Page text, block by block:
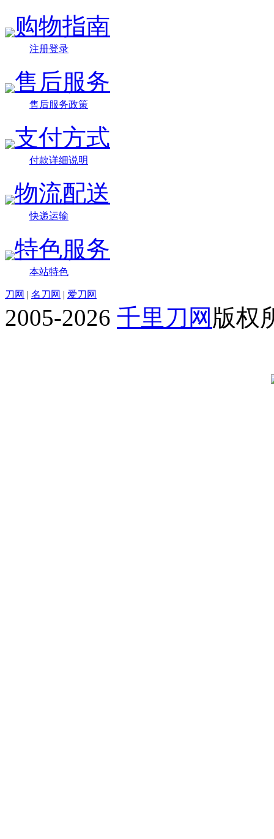
购物指南
注册登录
售后服务
售后服务政策
支付方式
付款详细说明
物流配送
快递运输
特色服务
本站特色
刀网 | 名刀网 | 爱刀网
2005-2026 千里刀网 版权